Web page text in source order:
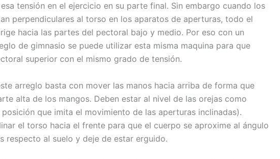
tensión en el ejercicio en su parte final. Sin embargo cuando los
perpendiculares al torso en los aparatos de aperturas, todo el
hacia las partes del pectoral bajo y medio. Por eso con un
de gimnasio se puede utilizar esta misma maquina para que
superior con el mismo grado de tensión.
arreglo basta con mover las manos hacia arriba de forma que
alta de los mangos. Deben estar al nivel de las orejas como
posición que imita el movimiento de las aperturas inclinadas).
el torso hacia el frente para que el cuerpo se aproxime al ángulo
respecto al suelo y deje de estar erguido.